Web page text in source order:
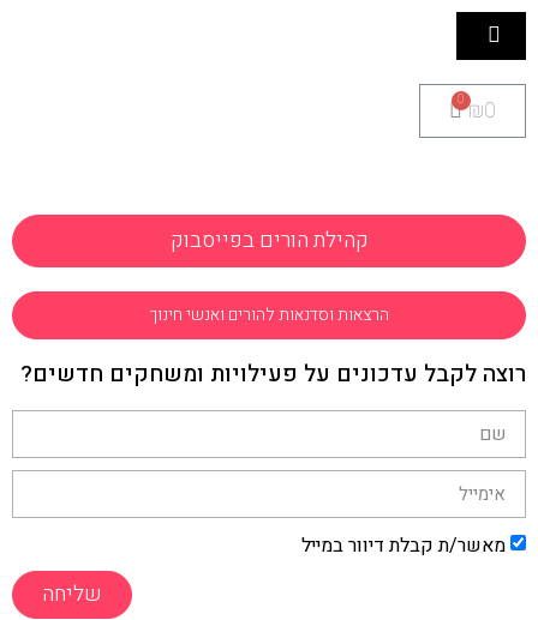
₪0
קהילת הורים בפייסבוק
הרצאות וסדנאות להורים ואנשי חינוך
רוצה לקבל עדכונים על פעילויות ומשחקים חדשים?
מאשר/ת קבלת דיוור במייל
שליחה